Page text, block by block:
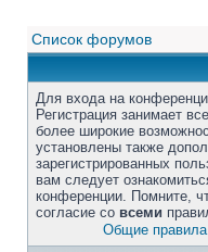
Список форумов
Для входа на
Регистрация занимает
более широкие
установлены также
зарегистрированных
вам следует
конференции. Помните,
согласие со всеми
Общие правила